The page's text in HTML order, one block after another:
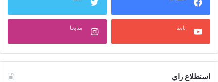
تابعنا متابعنا
استطلاع راي